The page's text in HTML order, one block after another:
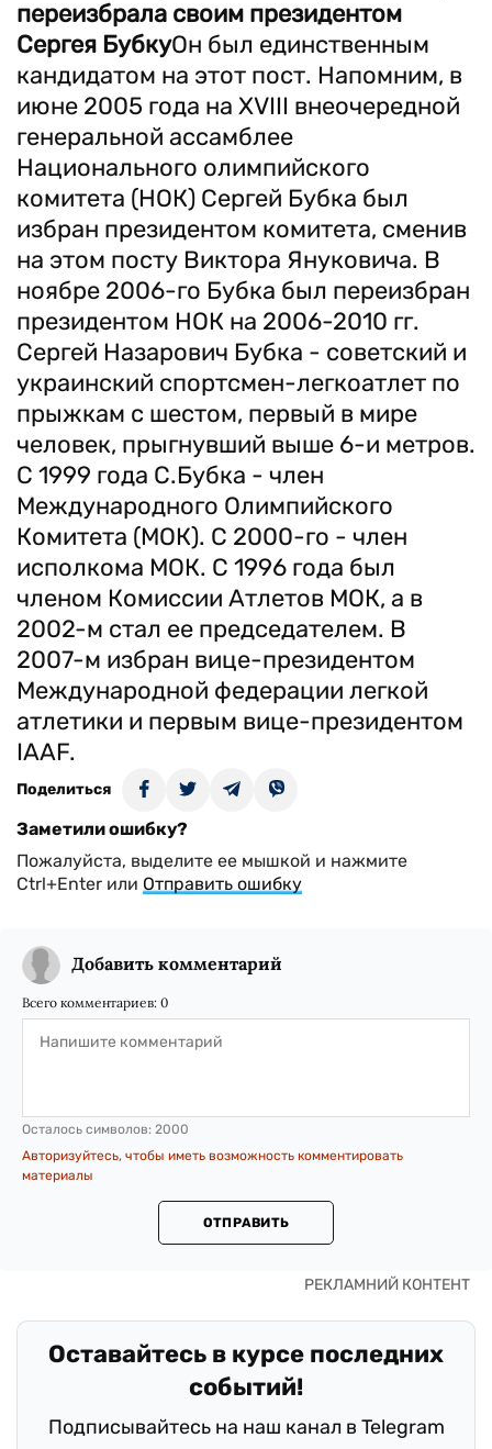
переизбрала своим президентом
Сергея БубкуОн был единственным
кандидатом на этот пост. Напомним, в
июне 2005 года на ХVІІІ внеочередной
генеральной ассамблее
Национального олимпийского
комитета (НОК) Сергей Бубка был
избран президентом комитета, сменив
на этом посту Виктора Януковича. В
ноябре 2006-го Бубка был переизбран
президентом НОК на 2006-2010 гг.
Сергей Назарович Бубка - советский и
украинский спортсмен-легкоатлет по
прыжкам с шестом, первый в мире
человек, прыгнувший выше 6-и метров.
C 1999 года С.Бубка - член
Международного Олимпийского
Комитета (МОК). С 2000-го - член
исполкома МОК. С 1996 года был
членом Комиссии Атлетов МОК, а в
2002-м стал ее председателем. В
2007-м избран вице-президентом
Международной федерации легкой
атлетики и первым вице-президентом
IAAF.
Поделиться
Заметили ошибку?
Пожалуйста, выделите ее мышкой и нажмите
Ctrl+Enter или Отправить ошибку
Добавить комментарий
Всего комментариев: 0
Осталось символов: 2000
Авторизуйтесь, чтобы иметь возможность комментировать
материалы
ОТПРАВИТЬ
Оставайтесь в курсе последних
событий!
Подписывайтесь на наш канал в Telegram